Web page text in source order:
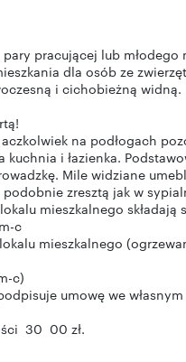
pracującej lub młodego
dla osób ze
i cichobieżną widną.
na podłogach
i łazienka.
Mile widziane
zresztą jak w
mieszkalnego składają
c
mieszkalnego
c)
umowę we własnym
30 00 zł.